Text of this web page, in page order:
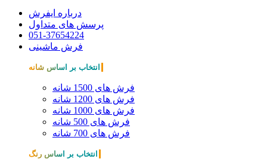
درباره ایفرش
پرسش های متداول
051-37654224
فرش ماشینی
انتخاب بر اساس شانه
فرش های 1500 شانه
فرش های 1200 شانه
فرش های 1000 شانه
فرش های 500 شانه
فرش های 700 شانه
انتخاب بر اساس رنگ